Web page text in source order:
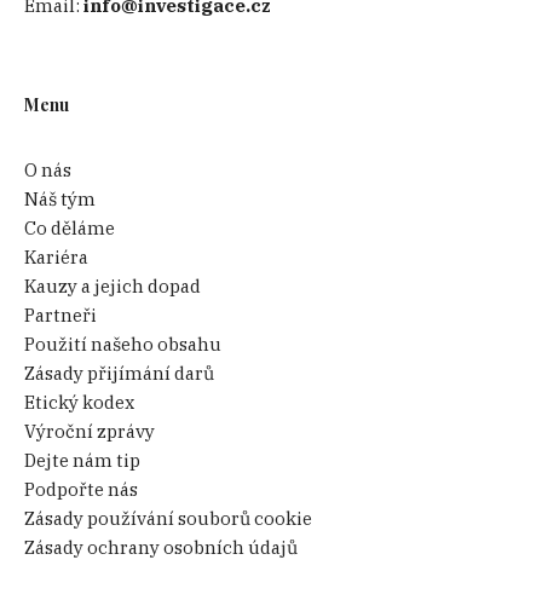
Email:info@investigace.cz
Menu
O nás
Náš tým
Co děláme
Kariéra
Kauzy a jejich dopad
Partneři
Použití našeho obsahu
Zásady přijímání darů
Etický kodex
Výroční zprávy
Dejte nám tip
Podpořte nás
Zásady používání souborů cookie
Zásady ochrany osobních údajů